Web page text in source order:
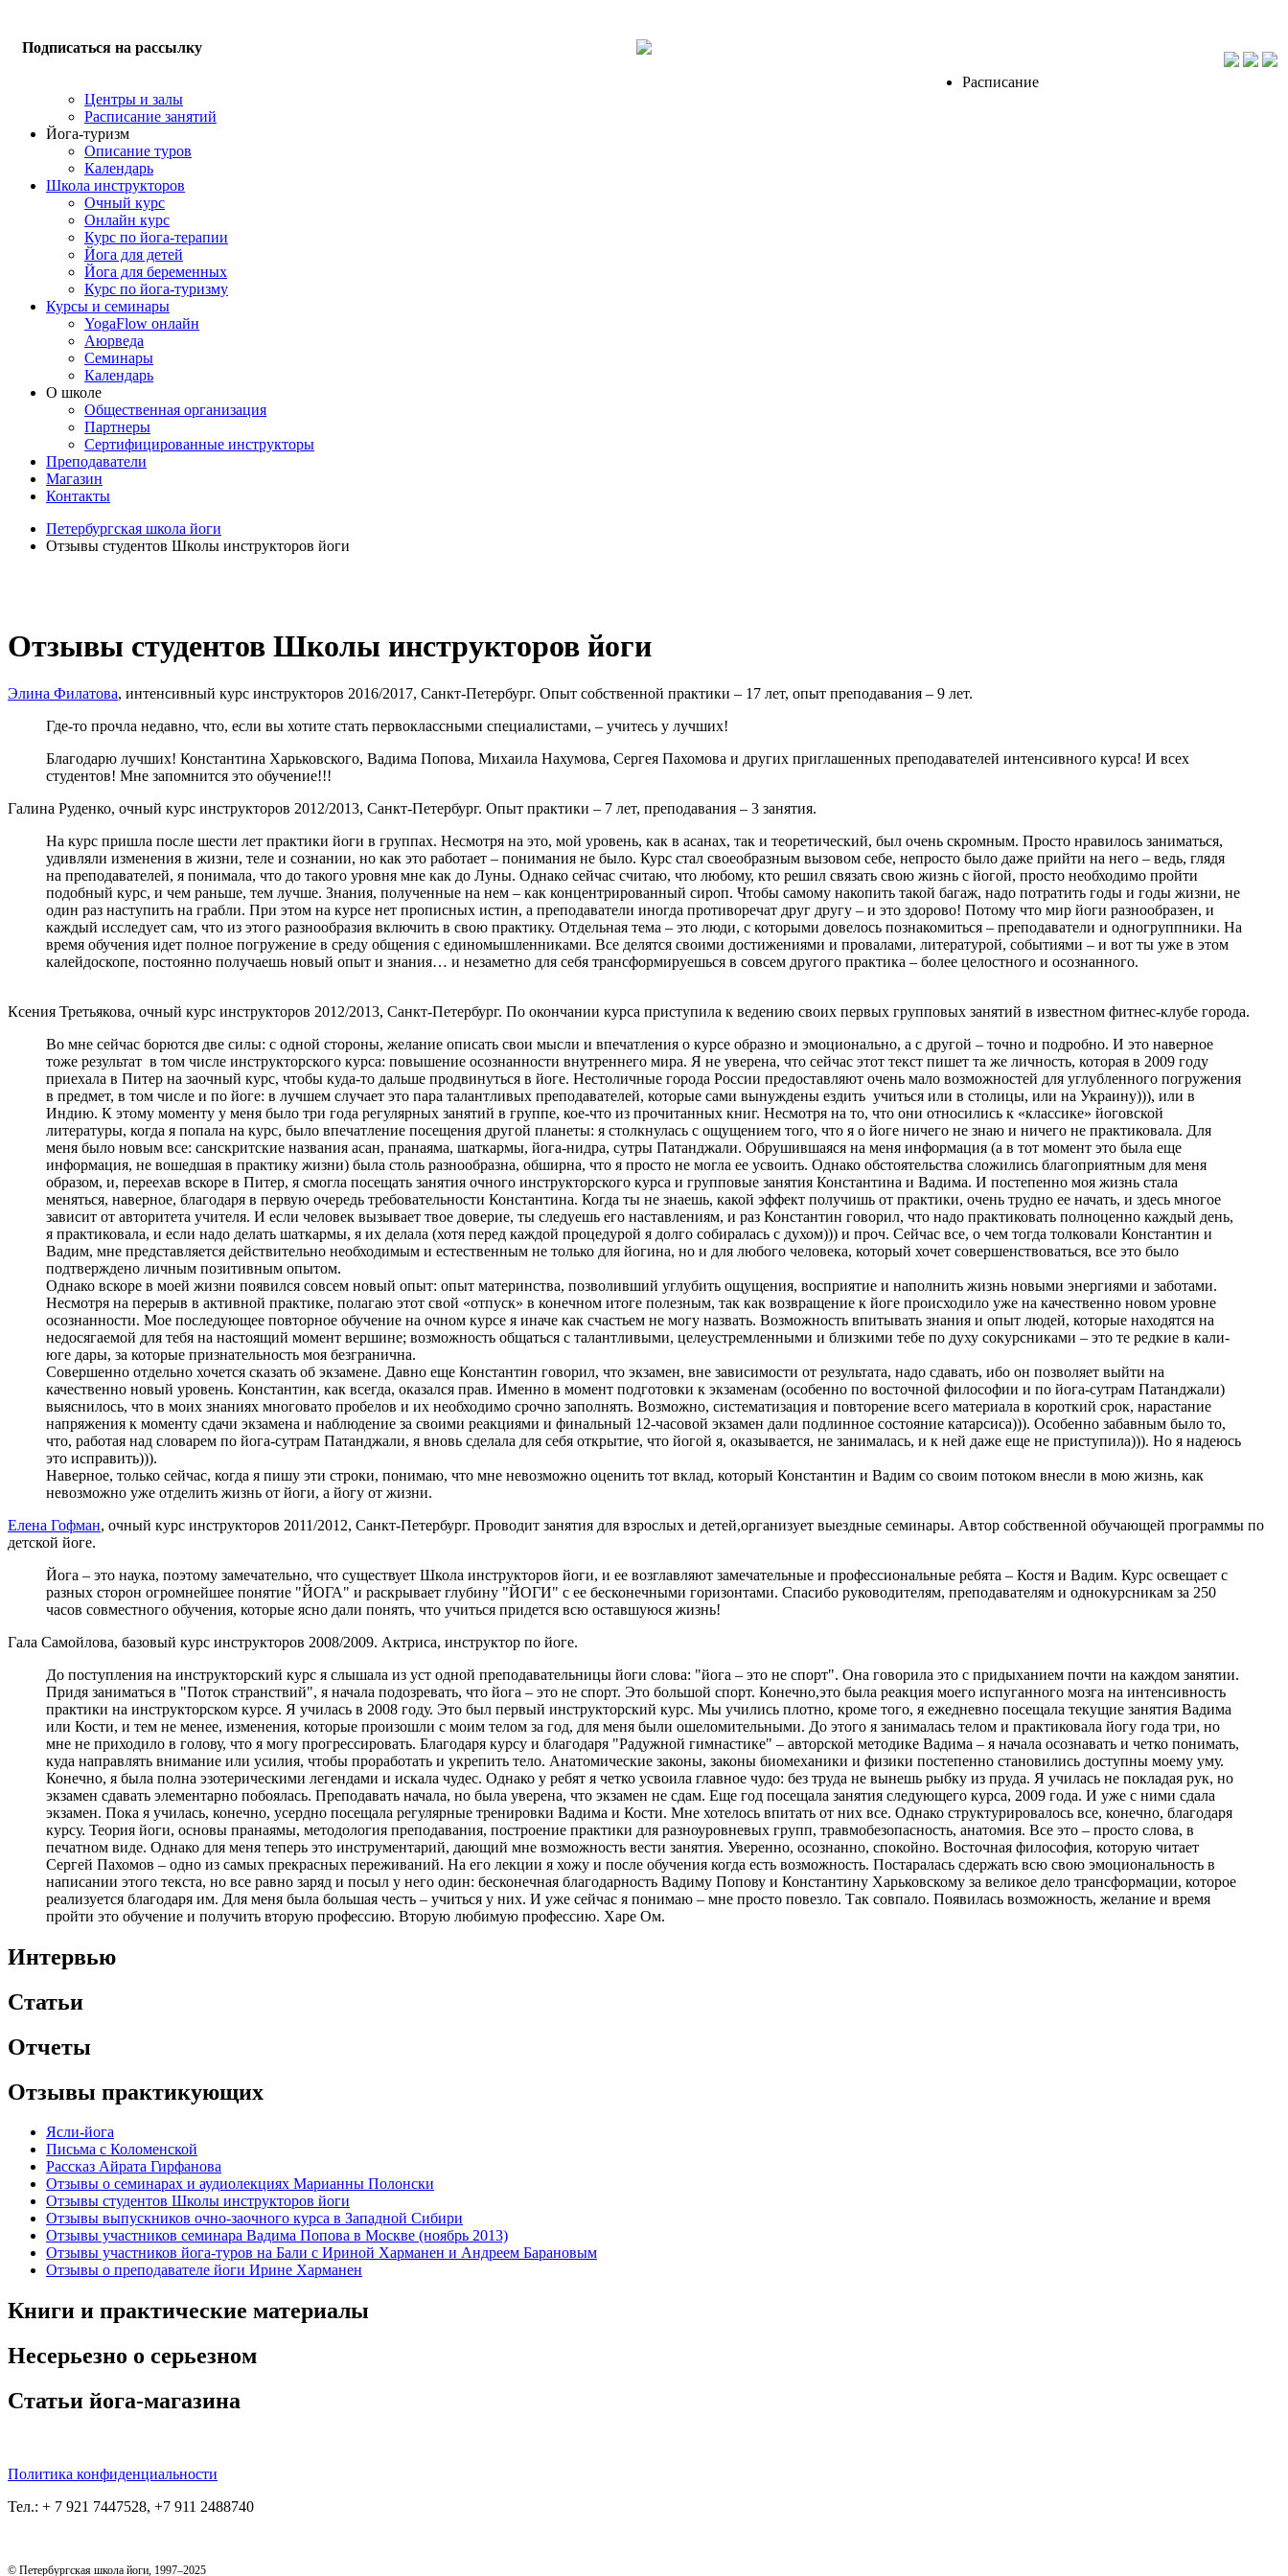
Подписаться на рассылку
Расписание
Центры и залы
Расписание занятий
Йога-туризм
Описание туров
Календарь
Школа инструкторов
Очный курс
Онлайн курс
Курс по йога-терапии
Йога для детей
Йога для беременных
Курс по йога-туризму
Курсы и семинары
YogaFlow онлайн
Аюрведа
Семинары
Календарь
О школе
Общественная организация
Партнеры
Сертифицированные инструкторы
Преподаватели
Магазин
Контакты
Петербургская школа йоги
Отзывы студентов Школы инструкторов йоги
Отзывы студентов Школы инструкторов йоги
Элина Филатова, интенсивный курс инструкторов 2016/2017, Санкт-Петербург. Опыт собственной практики – 17 лет, опыт преподавания – 9 лет.
Где-то прочла недавно, что, если вы хотите стать первоклассными специалистами, – учитесь у лучших!
Благодарю лучших! Константина Харьковского, Вадима Попова, Михаила Нахумова, Сергея Пахомова и других приглашенных преподавателей интенсивного курса! И всех
студентов! Мне запомнится это обучение!!!
Галина Руденко, очный курс инструкторов 2012/2013, Санкт-Петербург. Опыт практики – 7 лет, преподавания – 3 занятия.
На курс пришла после шести лет практики йоги в группах. Несмотря на это, мой уровень, как в асанах, так и теоретический, был очень скромным. Просто нравилось заниматься,
удивляли изменения в жизни, теле и сознании, но как это работает – понимания не было. Курс стал своеобразным вызовом себе, непросто было даже прийти на него – ведь, глядя
на преподавателей, я понимала, что до такого уровня мне как до Луны. Однако сейчас считаю, что любому, кто решил связать свою жизнь с йогой, просто необходимо пройти
подобный курс, и чем раньше, тем лучше. Знания, полученные на нем – как концентрированный сироп. Чтобы самому накопить такой багаж, надо потратить годы и годы жизни, не
один раз наступить на грабли. При этом на курсе нет прописных истин, а преподаватели иногда противоречат друг другу – и это здорово! Потому что мир йоги разнообразен, и
каждый исследует сам, что из этого разнообразия включить в свою практику. Отдельная тема – это люди, с которыми довелось познакомиться – преподаватели и одногруппники. На
время обучения идет полное погружение в среду общения с единомышленниками. Все делятся своими достижениями и провалами, литературой, событиями – и вот ты уже в этом
калейдоскопе, постоянно получаешь новый опыт и знания… и незаметно для себя трансформируешься в совсем другого практика – более целостного и осознанного.
Ксения Третьякова, очный курс инструкторов 2012/2013, Санкт-Петербург. По окончании курса приступила к ведению своих первых групповых занятий в известном фитнес-клубе города.
Во мне сейчас борются две силы: с одной стороны, желание описать свои мысли и впечатления о курсе образно и эмоционально, а с другой – точно и подробно. И это наверное
тоже результат в том числе инструкторского курса: повышение осознанности внутреннего мира. Я не уверена, что сейчас этот текст пишет та же личность, которая в 2009 году
приехала в Питер на заочный курс, чтобы куда-то дальше продвинуться в йоге. Нестоличные города России предоставляют очень мало возможностей для углубленного погружения
в предмет, в том числе и по йоге: в лучшем случает это пара талантливых преподавателей, которые сами вынуждены ездить учиться или в столицы, или на Украину))), или в
Индию. К этому моменту у меня было три года регулярных занятий в группе, кое-что из прочитанных книг. Несмотря на то, что они относились к «классике» йоговской
литературы, когда я попала на курс, было впечатление посещения другой планеты: я столкнулась с ощущением того, что я о йоге ничего не знаю и ничего не практиковала. Для
меня было новым все: санскритские названия асан, пранаяма, шаткармы, йога-нидра, сутры Патанджали. Обрушившаяся на меня информация (а в тот момент это была еще
информация, не вошедшая в практику жизни) была столь разнообразна, обширна, что я просто не могла ее усвоить. Однако обстоятельства сложились благоприятным для меня
образом, и, переехав вскоре в Питер, я смогла посещать занятия очного инструкторского курса и групповые занятия Константина и Вадима. И постепенно моя жизнь стала
меняться, наверное, благодаря в первую очередь требовательности Константина. Когда ты не знаешь, какой эффект получишь от практики, очень трудно ее начать, и здесь многое
зависит от авторитета учителя. И если человек вызывает твое доверие, ты следуешь его наставлениям, и раз Константин говорил, что надо практиковать полноценно каждый день,
я практиковала, и если надо делать шаткармы, я их делала (хотя перед каждой процедурой я долго собиралась с духом))) и проч. Сейчас все, о чем тогда толковали Константин и
Вадим, мне представляется действительно необходимым и естественным не только для йогина, но и для любого человека, который хочет совершенствоваться, все это было
подтверждено личным позитивным опытом.
Однако вскоре в моей жизни появился совсем новый опыт: опыт материнства, позволивший углубить ощущения, восприятие и наполнить жизнь новыми энергиями и заботами.
Несмотря на перерыв в активной практике, полагаю этот свой «отпуск» в конечном итоге полезным, так как возвращение к йоге происходило уже на качественно новом уровне
осознанности. Мое последующее повторное обучение на очном курсе я иначе как счастьем не могу назвать. Возможность впитывать знания и опыт людей, которые находятся на
недосягаемой для тебя на настоящий момент вершине; возможность общаться с талантливыми, целеустремленными и близкими тебе по духу сокурсниками – это те редкие в кали-
юге дары, за которые признательность моя безгранична.
Совершенно отдельно хочется сказать об экзамене. Давно еще Константин говорил, что экзамен, вне зависимости от результата, надо сдавать, ибо он позволяет выйти на
качественно новый уровень. Константин, как всегда, оказался прав. Именно в момент подготовки к экзаменам (особенно по восточной философии и по йога-сутрам Патанджали)
выяснилось, что в моих знаниях многовато пробелов и их необходимо срочно заполнять. Возможно, систематизация и повторение всего материала в короткий срок, нарастание
напряжения к моменту сдачи экзамена и наблюдение за своими реакциями и финальный 12-часовой экзамен дали подлинное состояние катарсиса))). Особенно забавным было то,
что, работая над словарем по йога-сутрам Патанджали, я вновь сделала для себя открытие, что йогой я, оказывается, не занималась, и к ней даже еще не приступила))). Но я надеюсь
это исправить))).
Наверное, только сейчас, когда я пишу эти строки, понимаю, что мне невозможно оценить тот вклад, который Константин и Вадим со своим потоком внесли в мою жизнь, как
невозможно уже отделить жизнь от йоги, а йогу от жизни.
Елена Гофман, очный курс инструкторов 2011/2012, Санкт-Петербург. Проводит занятия для взрослых и детей,организует выездные семинары. Автор собственной обучающей программы по
детской йоге.
Йога – это наука, поэтому замечательно, что существует Школа инструкторов йоги, и ее возглавляют замечательные и профессиональные ребята – Костя и Вадим. Курс освещает с
разных сторон огромнейшее понятие "ЙОГА" и раскрывает глубину "ЙОГИ" с ее бесконечными горизонтами. Спасибо руководителям, преподавателям и однокурсникам за 250
часов совместного обучения, которые ясно дали понять, что учиться придется всю оставшуюся жизнь!
Гала Самойлова, базовый курс инструкторов 2008/2009. Актриса, инструктор по йоге.
До поступления на инструкторский курс я слышала из уст одной преподавательницы йоги слова: "йога – это не спорт". Она говорила это с придыханием почти на каждом занятии.
Придя заниматься в "Поток странствий", я начала подозревать, что йога – это не спорт. Это большой спорт. Конечно,это была реакция моего испуганного мозга на интенсивность
практики на инструкторском курсе. Я училась в 2008 году. Это был первый инструкторский курс. Мы учились плотно, кроме того, я ежедневно посещала текущие занятия Вадима
или Кости, и тем не менее, изменения, которые произошли с моим телом за год, для меня были ошеломительными. До этого я занималась телом и практиковала йогу года три, но
мне не приходило в голову, что я могу прогрессировать. Благодаря курсу и благодаря "Радужной гимнастике" – авторской методике Вадима – я начала осознавать и четко понимать,
куда направлять внимание или усилия, чтобы проработать и укрепить тело. Анатомические законы, законы биомеханики и физики постепенно становились доступны моему уму.
Конечно, я была полна эзотерическими легендами и искала чудес. Однако у ребят я четко усвоила главное чудо: без труда не вынешь рыбку из пруда. Я училась не покладая рук, но
экзамен сдавать элементарно побоялась. Преподавать начала, но была уверена, что экзамен не сдам. Еще год посещала занятия следующего курса, 2009 года. И уже с ними сдала
экзамен. Пока я училась, конечно, усердно посещала регулярные тренировки Вадима и Кости. Мне хотелось впитать от них все. Однако структурировалось все, конечно, благодаря
курсу. Теория йоги, основы пранаямы, методология преподавания, построение практики для разноуровневых групп, травмобезопасность, анатомия. Все это – просто слова, в
печатном виде. Однако для меня теперь это инструментарий, дающий мне возможность вести занятия. Уверенно, осознанно, спокойно. Восточная философия, которую читает
Сергей Пахомов – одно из самых прекрасных переживаний. На его лекции я хожу и после обучения когда есть возможность. Постаралась сдержать всю свою эмоциональность в
написании этого текста, но все равно заряд и посыл у него один: бесконечная благодарность Вадиму Попову и Константину Харьковскому за великое дело трансформации, которое
реализуется благодаря им. Для меня была большая честь – учиться у них. И уже сейчас я понимаю – мне просто повезло. Так совпало. Появилась возможность, желание и время
пройти это обучение и получить вторую профессию. Вторую любимую профессию. Харе Ом.
Интервью
Статьи
Отчеты
Отзывы практикующих
Ясли-йога
Письма с Коломенской
Рассказ Айрата Гирфанова
Отзывы о семинарах и аудиолекциях Марианны Полонски
Отзывы студентов Школы инструкторов йоги
Отзывы выпускников очно-заочного курса в Западной Сибири
Отзывы участников семинара Вадима Попова в Москве (ноябрь 2013)
Отзывы участников йога-туров на Бали с Ириной Харманен и Андреем Барановым
Отзывы о преподавателе йоги Ирине Харманен
Книги и практические материалы
Несерьезно о серьезном
Статьи йога-магазина
Политика конфиденциальности
Тел.: + 7 921 7447528, +7 911 2488740
© Петербургская школа йоги, 1997–2025